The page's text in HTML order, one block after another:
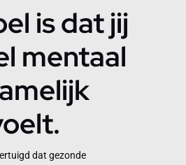
is dat jij
mentaal
dat gezonde